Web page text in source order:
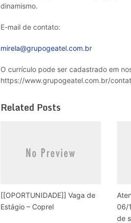
dinamismo.
E-mail de contato:
mirela@grupogeatel.com.br
O currículo pode ser cadastrado em
https://www.grupogeatel.com.br/
Related Posts
[[OPORTUNIDADE]] Vaga de
Estágio – Coprel
06/
de